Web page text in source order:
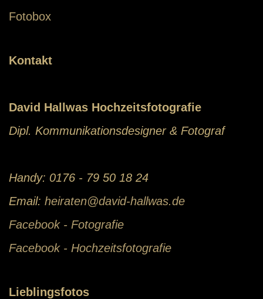
Fotobox
Kontakt
David Hallwas Hochzeitsfotografie
Dipl. Kommunikationsdesigner & Fotograf
Handy: 0176 - 79 50 18 24
Email: heiraten@david-hallwas.de
Facebook - Fotografie
Facebook - Hochzeitsfotografie
Lieblingsfotos